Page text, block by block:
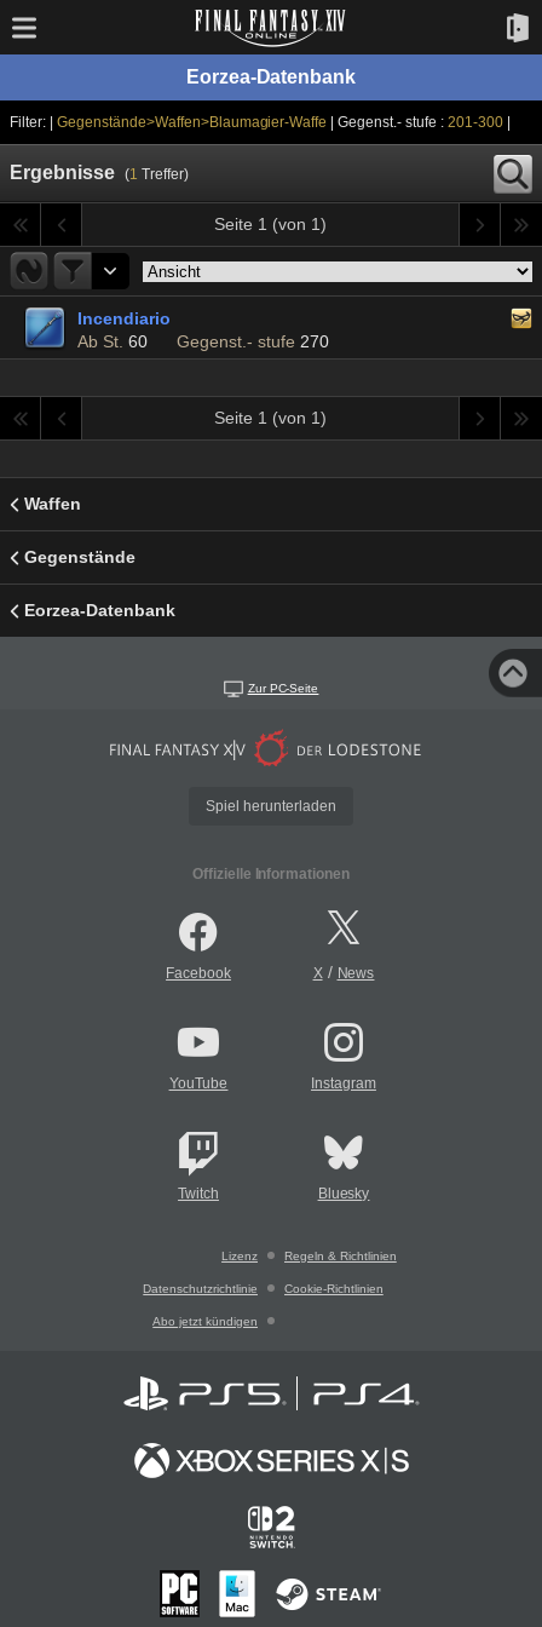
Eorzea-Datenbank
Filter: | Gegenstände>Waffen>Blaumagier-Waffe | Gegenst.- stufe :201-300|
Ergebnisse (1 Treffer)
Seite 1 (von 1)
Incendiario
Ab St. 60 Gegenst.- stufe 270
Seite 1 (von 1)
Waffen
Gegenstände
Eorzea-Datenbank
Zur PC-Seite
Spiel herunterladen
Offizielle Informationen
Facebook X/ News
YouTube Instagram
Twitch Bluesky
Lizenz Regeln & Richtlinien
Datenschutzrichtlinie Cookie-Richtlinien
Abo jetzt kündigen